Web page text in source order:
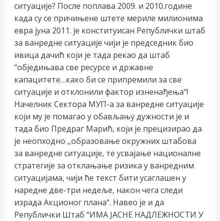
ситуације? После поплава 2009. и 2010.године
када су се причињене штете мериле милионима
евра јуна 2011. је конституисан Републички штаб
за ванредне ситуације чији је председник био
ивица дачић који је тада рекао да штаб
“обједињава све ресурсе и државне
капацитете…како би се припремили за све
ситуације и отклонили фактор изненађења“!
Начелник Сектора МУП-а за ванредне ситуације
који му је помагао у обављању дужности је и
тада био Предраг Марић, који је прецизирао да
је неопходно ,,образовање окружних штабова
за ванредне ситуације, те усвајање националне
стратегије за отклањање ризика у ванредним
ситуацијама, чији ће текст бити усаглашен у
наредне две-три недеље, након чега следи
израда Акционог плана“. Навео је и да
Републички Штаб “ИМА ЈАСНЕ НАДЛЕЖНОСТИ У